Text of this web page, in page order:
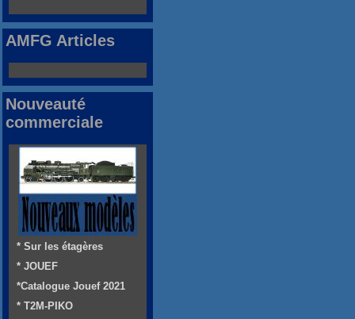
AMFG Articles
Nouveauté
commerciale
* Sur les étagères
* JOUEF
*Catalogue Jouef 2021
* T2M-PIKO